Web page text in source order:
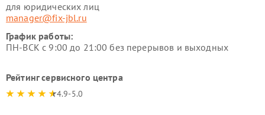
для юридических лиц
manager@fix-jbl.ru
График работы:
ПН-ВСК с 9:00 до 21:00 без перерывов и выходных
Рейтинг сервисного центра
4.9-5.0